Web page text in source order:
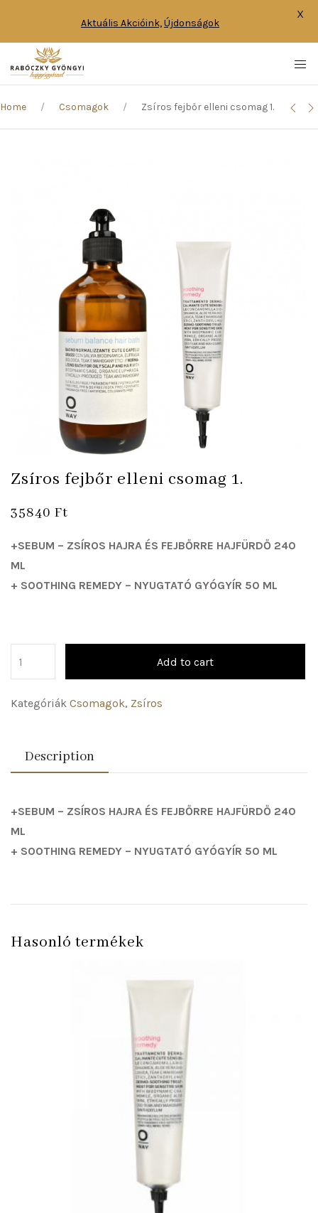
Home Csomagok Zsíros fejbőr elleni csomag 1.
Zsíros fejbőr elleni csomag 1.
35840 Ft
+SEBUM – ZSÍROS HAJRA ÉS FEJBŐRRE HAJFÜRDŐ 240
ML
+ SOOTHING REMEDY – NYUGTATÓ GYÓGYÍR 50 ML
Add to cart
Kategóriák Csomagok, Zsíros
Description
+SEBUM – ZSÍROS HAJRA ÉS FEJBŐRRE HAJFÜRDŐ 240
ML
+ SOOTHING REMEDY – NYUGTATÓ GYÓGYÍR 50 ML
Hasonló termékek
Aktuális Akcióink,Újdonságok
X